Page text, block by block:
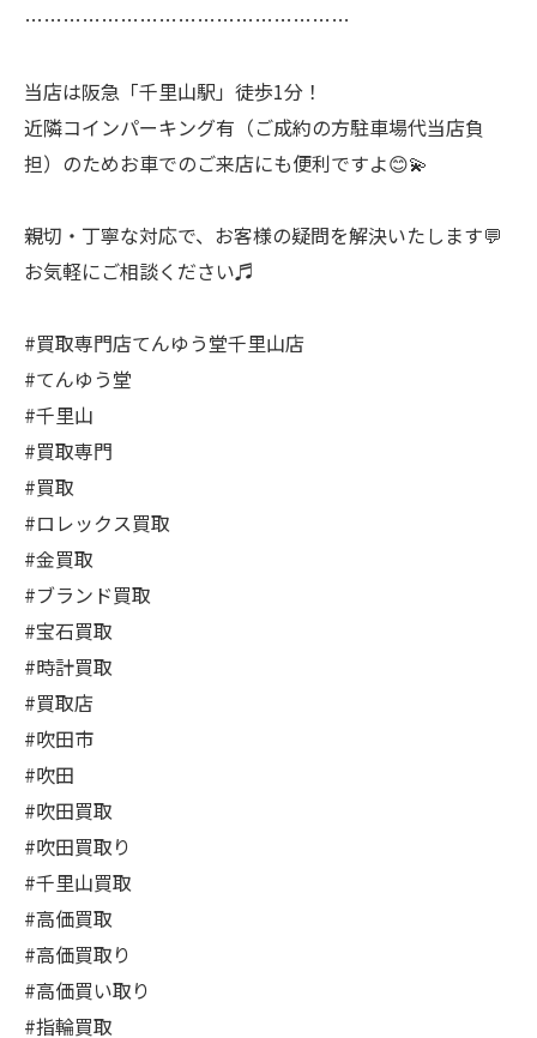
……………………………………………
当店は阪急「千里山駅」徒歩1分！
近隣コインパーキング有（ご成約の方駐車場代当店負
担）のためお車でのご来店にも便利ですよ😊💫
親切・丁寧な対応で、お客様の疑問を解決いたします💬
お気軽にご相談ください♬
#買取専門店てんゆう堂千里山店
#てんゆう堂
#千里山
#買取専門
#買取
#ロレックス買取
#金買取
#ブランド買取
#宝石買取
#時計買取
#買取店
#吹田市
#吹田
#吹田買取
#吹田買取り
#千里山買取
#高価買取
#高価買取り
#高価買い取り
#指輪買取